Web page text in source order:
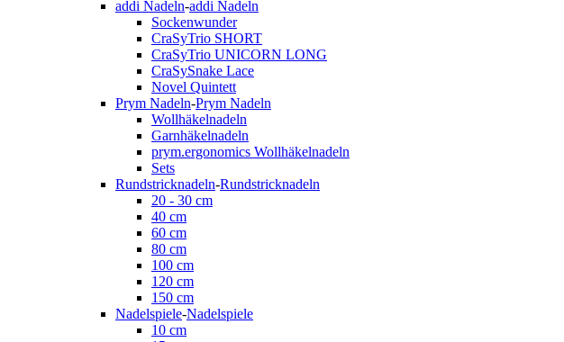
addi Nadeln-addi Nadeln
Sockenwunder
CraSyTrio SHORT
CraSyTrio UNICORN LONG
CraSySnake Lace
Novel Quintett
Prym Nadeln-Prym Nadeln
Wollhäkelnadeln
Garnhäkelnadeln
prym.ergonomics Wollhäkelnadeln
Sets
Rundstricknadeln-Rundstricknadeln
20 - 30 cm
40 cm
60 cm
80 cm
100 cm
120 cm
150 cm
Nadelspiele-Nadelspiele
10 cm